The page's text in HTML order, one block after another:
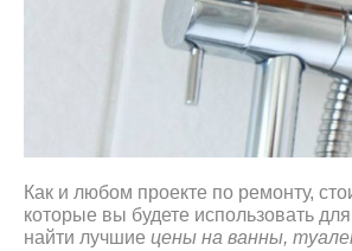
Как и любом проекте по ремонту,
которые вы будете использовать
найти лучшие цены на ванны,